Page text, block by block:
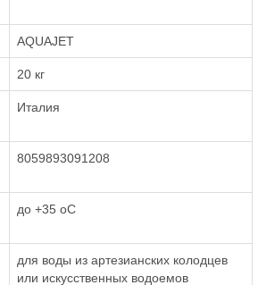
AQUAJET
20 кг
Италия
8059893091208
до +35 oC
для воды из артезианских колодцев
или искусственных водоемов